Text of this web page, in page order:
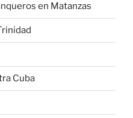
en Matanzas
Cuba